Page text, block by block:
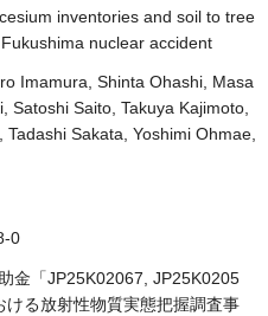
inventories and soil to tree
nuclear accident
Imamura, Shinta Ohashi, Masa
Satoshi Saito, Takuya Kajimoto,
Sakata, Yoshimi Ohmae,
0
金「JP25K02067, JP25K0205
る放射性物質実態把握調査事